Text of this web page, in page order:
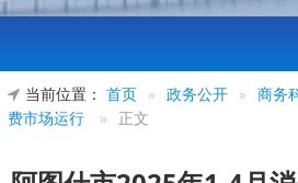
当前位置： 首页 » 政务公开 » 商务
费市场运行
» 正文